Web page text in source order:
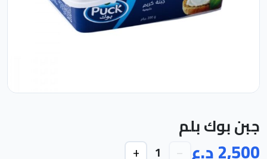
جبن بوك بلم
2,500 د.ع −
1
+